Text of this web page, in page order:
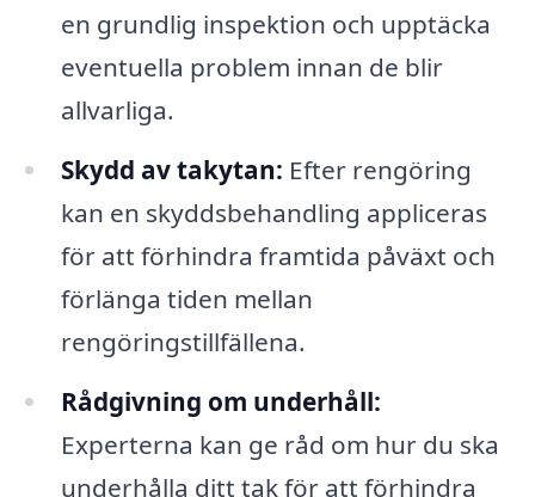
en grundlig inspektion och upptäcka
eventuella problem innan de blir
allvarliga.
Skydd av takytan: Efter rengöring
kan en skyddsbehandling appliceras
för att förhindra framtida påväxt och
förlänga tiden mellan
rengöringstillfällena.
Rådgivning om underhåll:
Experterna kan ge råd om hur du ska
underhålla ditt tak för att förhindra